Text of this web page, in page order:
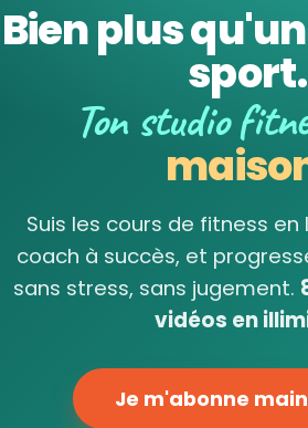
Bien plus
sport.
Ton studio
Suis les cours de fitness en
coach à succès, et
sans stress, sans jugement.
vidéos en
Je m'abonne